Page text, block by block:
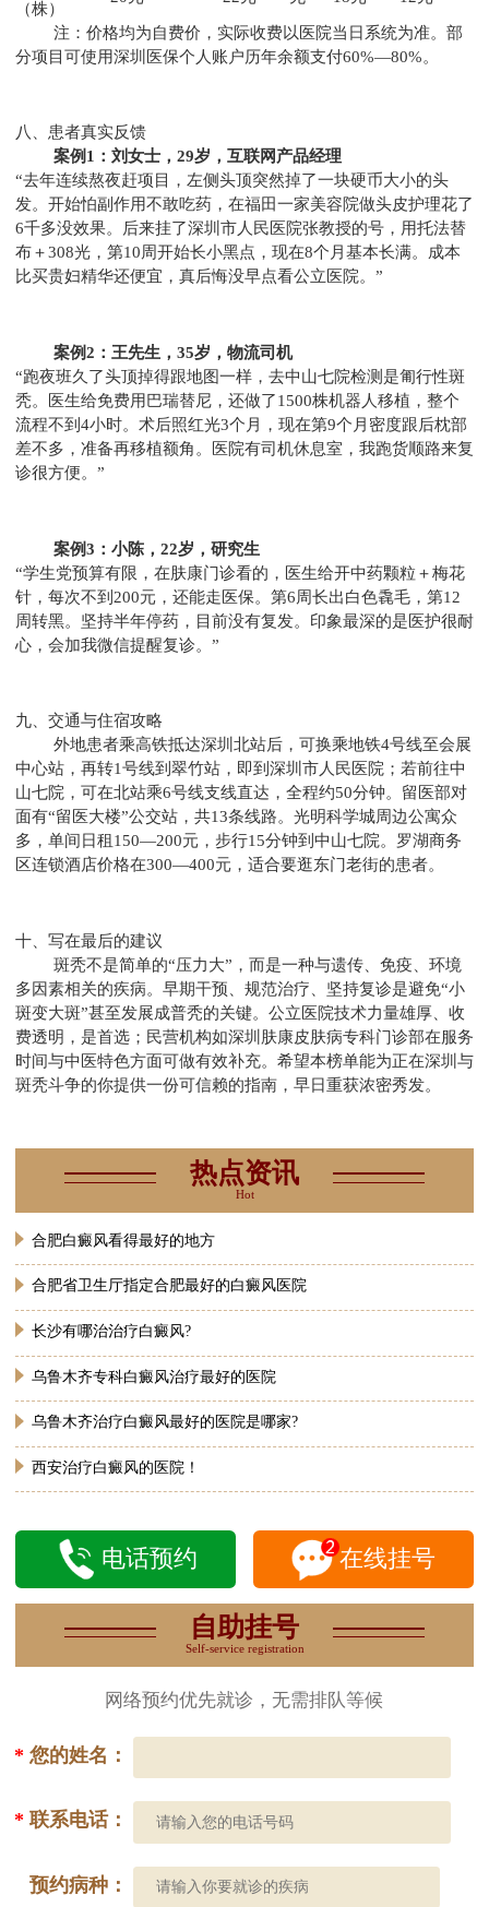
（株）
注：价格均为自费价，实际收费以医院当日系统为准。部
分项目可使用深圳医保个人账户历年余额支付60%—80%。
八、患者真实反馈
案例1：刘女士，29岁，互联网产品经理
“去年连续熬夜赶项目，左侧头顶突然掉了一块硬币大小的头
发。开始怕副作用不敢吃药，在福田一家美容院做头皮护理花了
6千多没效果。后来挂了深圳市人民医院张教授的号，用托法替
布＋308光，第10周开始长小黑点，现在8个月基本长满。成本
比买贵妇精华还便宜，真后悔没早点看公立医院。”
案例2：王先生，35岁，物流司机
“跑夜班久了头顶掉得跟地图一样，去中山七院检测是匍行性斑
秃。医生给免费用巴瑞替尼，还做了1500株机器人移植，整个
流程不到4小时。术后照红光3个月，现在第9个月密度跟后枕部
差不多，准备再移植额角。医院有司机休息室，我跑货顺路来复
诊很方便。”
案例3：小陈，22岁，研究生
“学生党预算有限，在肤康门诊看的，医生给开中药颗粒＋梅花
针，每次不到200元，还能走医保。第6周长出白色毳毛，第12
周转黑。坚持半年停药，目前没有复发。印象最深的是医护很耐
心，会加我微信提醒复诊。”
九、交通与住宿攻略
外地患者乘高铁抵达深圳北站后，可换乘地铁4号线至会展
中心站，再转1号线到翠竹站，即到深圳市人民医院；若前往中
山七院，可在北站乘6号线支线直达，全程约50分钟。留医部对
面有“留医大楼”公交站，共13条线路。光明科学城周边公寓众
多，单间日租150—200元，步行15分钟到中山七院。罗湖商务
区连锁酒店价格在300—400元，适合要逛东门老街的患者。
十、写在最后的建议
斑秃不是简单的“压力大”，而是一种与遗传、免疫、环境
多因素相关的疾病。早期干预、规范治疗、坚持复诊是避免“小
斑变大斑”甚至发展成普秃的关键。公立医院技术力量雄厚、收
费透明，是首选；民营机构如深圳肤康皮肤病专科门诊部在服务
时间与中医特色方面可做有效补充。希望本榜单能为正在深圳与
斑秃斗争的你提供一份可信赖的指南，早日重获浓密秀发。
热点资讯
Hot
合肥白癜风看得最好的地方
合肥省卫生厅指定合肥最好的白癜风医院
长沙有哪治治疗白癜风?
乌鲁木齐专科白癜风治疗最好的医院
乌鲁木齐治疗白癜风最好的医院是哪家?
西安治疗白癜风的医院！
电话预约 在线挂号
自助挂号
Self-service registration
网络预约优先就诊，无需排队等候
*您的姓名：
*联系电话：
预约病种：